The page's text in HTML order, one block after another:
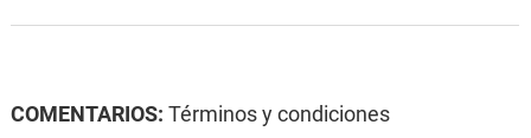
COMENTARIOS: Términos y condiciones